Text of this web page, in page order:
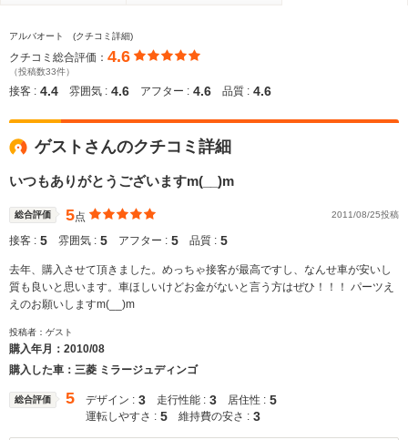
アルバオート (クチコミ詳細)
クチコミ総合評価： 4.6
（投稿数33件）
接客 : 4.4 雰囲気 : 4.6 アフター : 4.6 品質 : 4.6
ゲストさんのクチコミ詳細
いつもありがとうございますm(__)m
総合評価 5点 2011/08/25投稿
接客 : 5 雰囲気 : 5 アフター : 5 品質 : 5
去年、購入させて頂きました。めっちゃ接客が最高ですし、なんせ車が安いし
質も良いと思います。車ほしいけどお金がないと言う方はぜひ！！！ パーツえ
えのお願いしますm(__)m
投稿者：ゲスト
購入年月： 2010/08
購入した車：三菱 ミラージュディンゴ
総合評価 5 デザイン : 3 走行性能 : 3 居住性 : 5
運転しやすさ : 5 維持費の安さ : 3